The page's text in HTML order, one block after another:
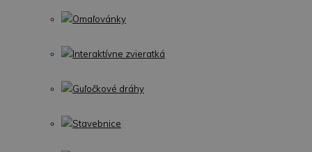
Omaľovánky
Interaktívne zvieratká
Guľočkové dráhy
Stavebnice